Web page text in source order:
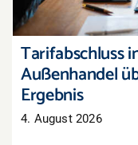
Tarifabschluss
Außenhandel
Ergebnis
4. August 2026